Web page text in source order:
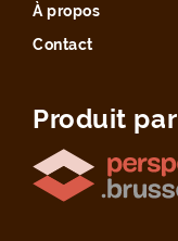
À propos
Contact
Produit par